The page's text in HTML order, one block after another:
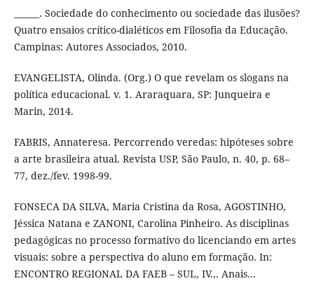
______. Sociedade do conhecimento ou sociedade das ilusões?
Quatro ensaios crítico-dialéticos em Filosofia da Educação.
Campinas: Autores Associados, 2010.
EVANGELISTA, Olinda. (Org.) O que revelam os slogans na
política educacional. v. 1. Araraquara, SP: Junqueira e
Marin, 2014.
FABRIS, Annateresa. Percorrendo veredas: hipóteses sobre
a arte brasileira atual. Revista USP, São Paulo, n. 40, p. 68–
77, dez./fev. 1998-99.
FONSECA DA SILVA, Maria Cristina da Rosa, AGOSTINHO,
Jéssica Natana e ZANONI, Carolina Pinheiro. As disciplinas
pedagógicas no processo formativo do licenciando em artes
visuais: sobre a perspectiva do aluno em formação. In:
ENCONTRO REGIONAL DA FAEB – SUL, IV.,. Anais...